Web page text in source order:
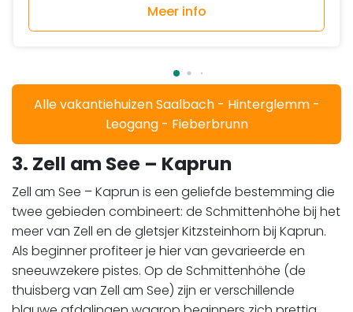
Meer info
Alle vakantiehuizen Saalbach - Hinterglemm -
Leogang - Fieberbrunn
3. Zell am See – Kaprun
Zell am See – Kaprun is een geliefde bestemming die
twee gebieden combineert: de Schmittenhöhe bij het
meer van Zell en de gletsjer Kitzsteinhorn bij Kaprun.
Als beginner profiteer je hier van gevarieerde en
sneeuwzekere pistes. Op de Schmittenhöhe (de
thuisberg van Zell am See) zijn er verschillende